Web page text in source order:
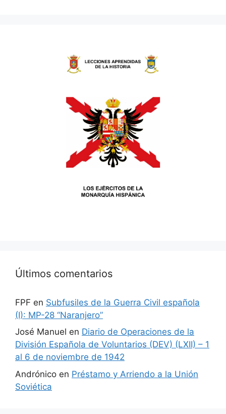
Últimos comentarios
FPF en Subfusiles de la Guerra Civil española
(I): MP-28 “Naranjero”
José Manuel en Diario de Operaciones de la
División Española de Voluntarios (DEV) (LXII) – 1
al 6 de noviembre de 1942
Andrónico en Préstamo y Arriendo a la Unión
Soviética